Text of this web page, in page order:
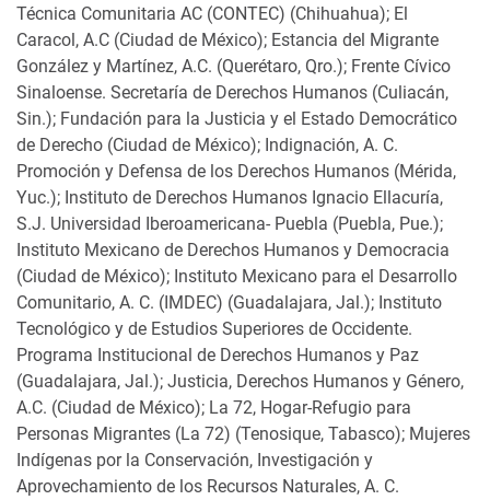
Técnica Comunitaria AC (CONTEC) (Chihuahua); El
Caracol, A.C (Ciudad de México); Estancia del Migrante
González y Martínez, A.C. (Querétaro, Qro.); Frente Cívico
Sinaloense. Secretaría de Derechos Humanos (Culiacán,
Sin.); Fundación para la Justicia y el Estado Democrático
de Derecho (Ciudad de México); Indignación, A. C.
Promoción y Defensa de los Derechos Humanos (Mérida,
Yuc.); Instituto de Derechos Humanos Ignacio Ellacuría,
S.J. Universidad Iberoamericana- Puebla (Puebla, Pue.);
Instituto Mexicano de Derechos Humanos y Democracia
(Ciudad de México); Instituto Mexicano para el Desarrollo
Comunitario, A. C. (IMDEC) (Guadalajara, Jal.); Instituto
Tecnológico y de Estudios Superiores de Occidente.
Programa Institucional de Derechos Humanos y Paz
(Guadalajara, Jal.); Justicia, Derechos Humanos y Género,
A.C. (Ciudad de México); La 72, Hogar-Refugio para
Personas Migrantes (La 72) (Tenosique, Tabasco); Mujeres
Indígenas por la Conservación, Investigación y
Aprovechamiento de los Recursos Naturales, A. C.